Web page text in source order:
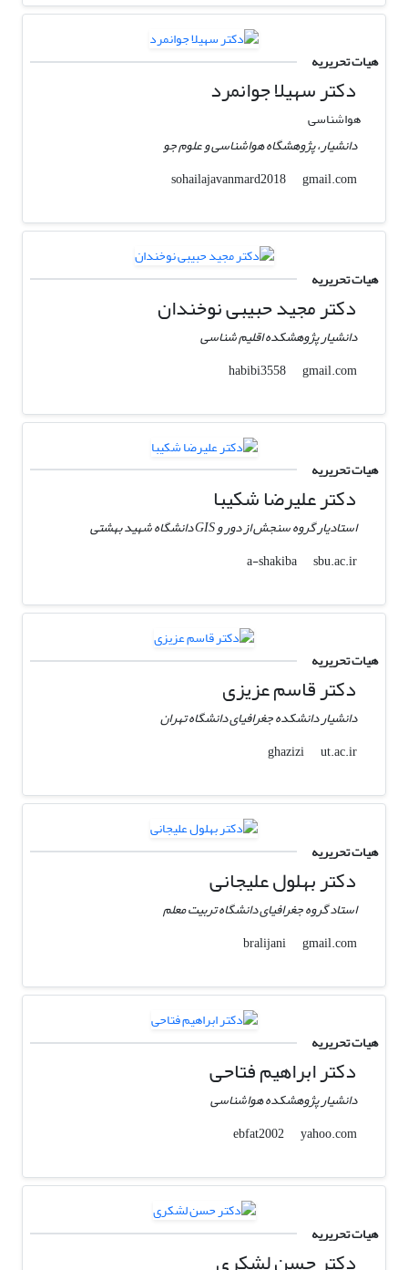
هیات تحریریه
دکتر سهیلا جوانمرد
هواشناسی
دانشیار، پژوهشگاه هواشناسی و علوم جو
sohailajavanmard2018
gmail.com
هیات تحریریه
دکتر مجید حبیبی نوخندان
دانشیار پژوهشکده اقلیم شناسی
habibi3558
gmail.com
هیات تحریریه
دکتر علیرضا شکیبا
استادیار گروه سنجش از دور و GIS دانشگاه شهید بهشتی
a-shakiba
sbu.ac.ir
هیات تحریریه
دکتر قاسم عزیزی
دانشیار دانشکده جغرافیای دانشگاه تهران
ghazizi
ut.ac.ir
هیات تحریریه
دکتر بهلول علیجانی
استاد گروه جغرافیای دانشگاه تربیت معلم
bralijani
gmail.com
هیات تحریریه
دکتر ابراهیم فتاحی
دانشیار پژوهشکده هواشناسی
ebfat2002
yahoo.com
هیات تحریریه